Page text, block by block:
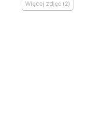
Więcej zdjęć (2)